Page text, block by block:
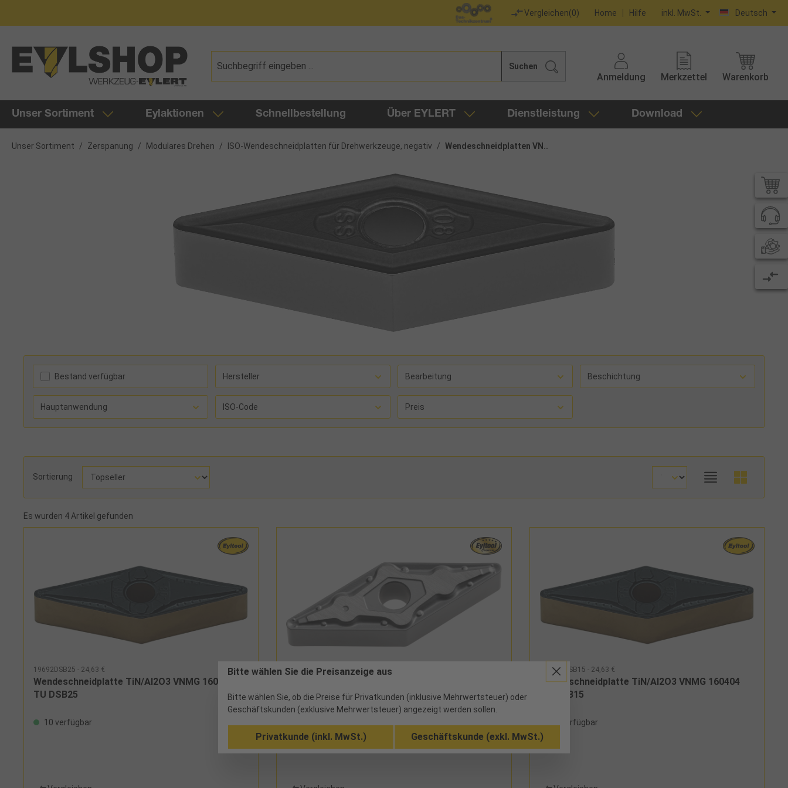
Vergleichen(0) Home Hilfe inkl. MwSt. Deutsch
Suchen
Anmeldung Merkzettel Warenkorb
Unser Sortiment Eylaktionen Schnellbestellung Über EYLERT Dienstleistung Download
Unser Sortiment / Zerspanung / Modulares Drehen / ISO-Wendeschneidplatten für Drehwerkzeuge, negativ / Wendeschneidplatten VN..
Bestand verfügbar Hersteller Bearbeitung Beschichtung
Hauptanwendung ISO-Code Preis
Sortierung
Es wurden 4 Artikel gefunden
19692DSB25 - 24,63 €
Wendeschneidplatte TiN/Al2O3 VNMG 160408
TU DSB25
10 verfügbar
19692CP25TU - 12,97 €
CP25TU
196915DSB15 - 24,63 €
Wendeschneidplatte TiN/Al2O3 VNMG 160404
TU DSB15
10 verfügbar
Bitte wählen Sie die Preisanzeige aus
Bitte wählen Sie, ob die Preise für Privatkunden (inklusive Mehrwertsteuer) oder
Geschäftskunden (exklusive Mehrwertsteuer) angezeigt werden sollen.
Privatkunde (inkl. MwSt.) Geschäftskunde (exkl. MwSt.)